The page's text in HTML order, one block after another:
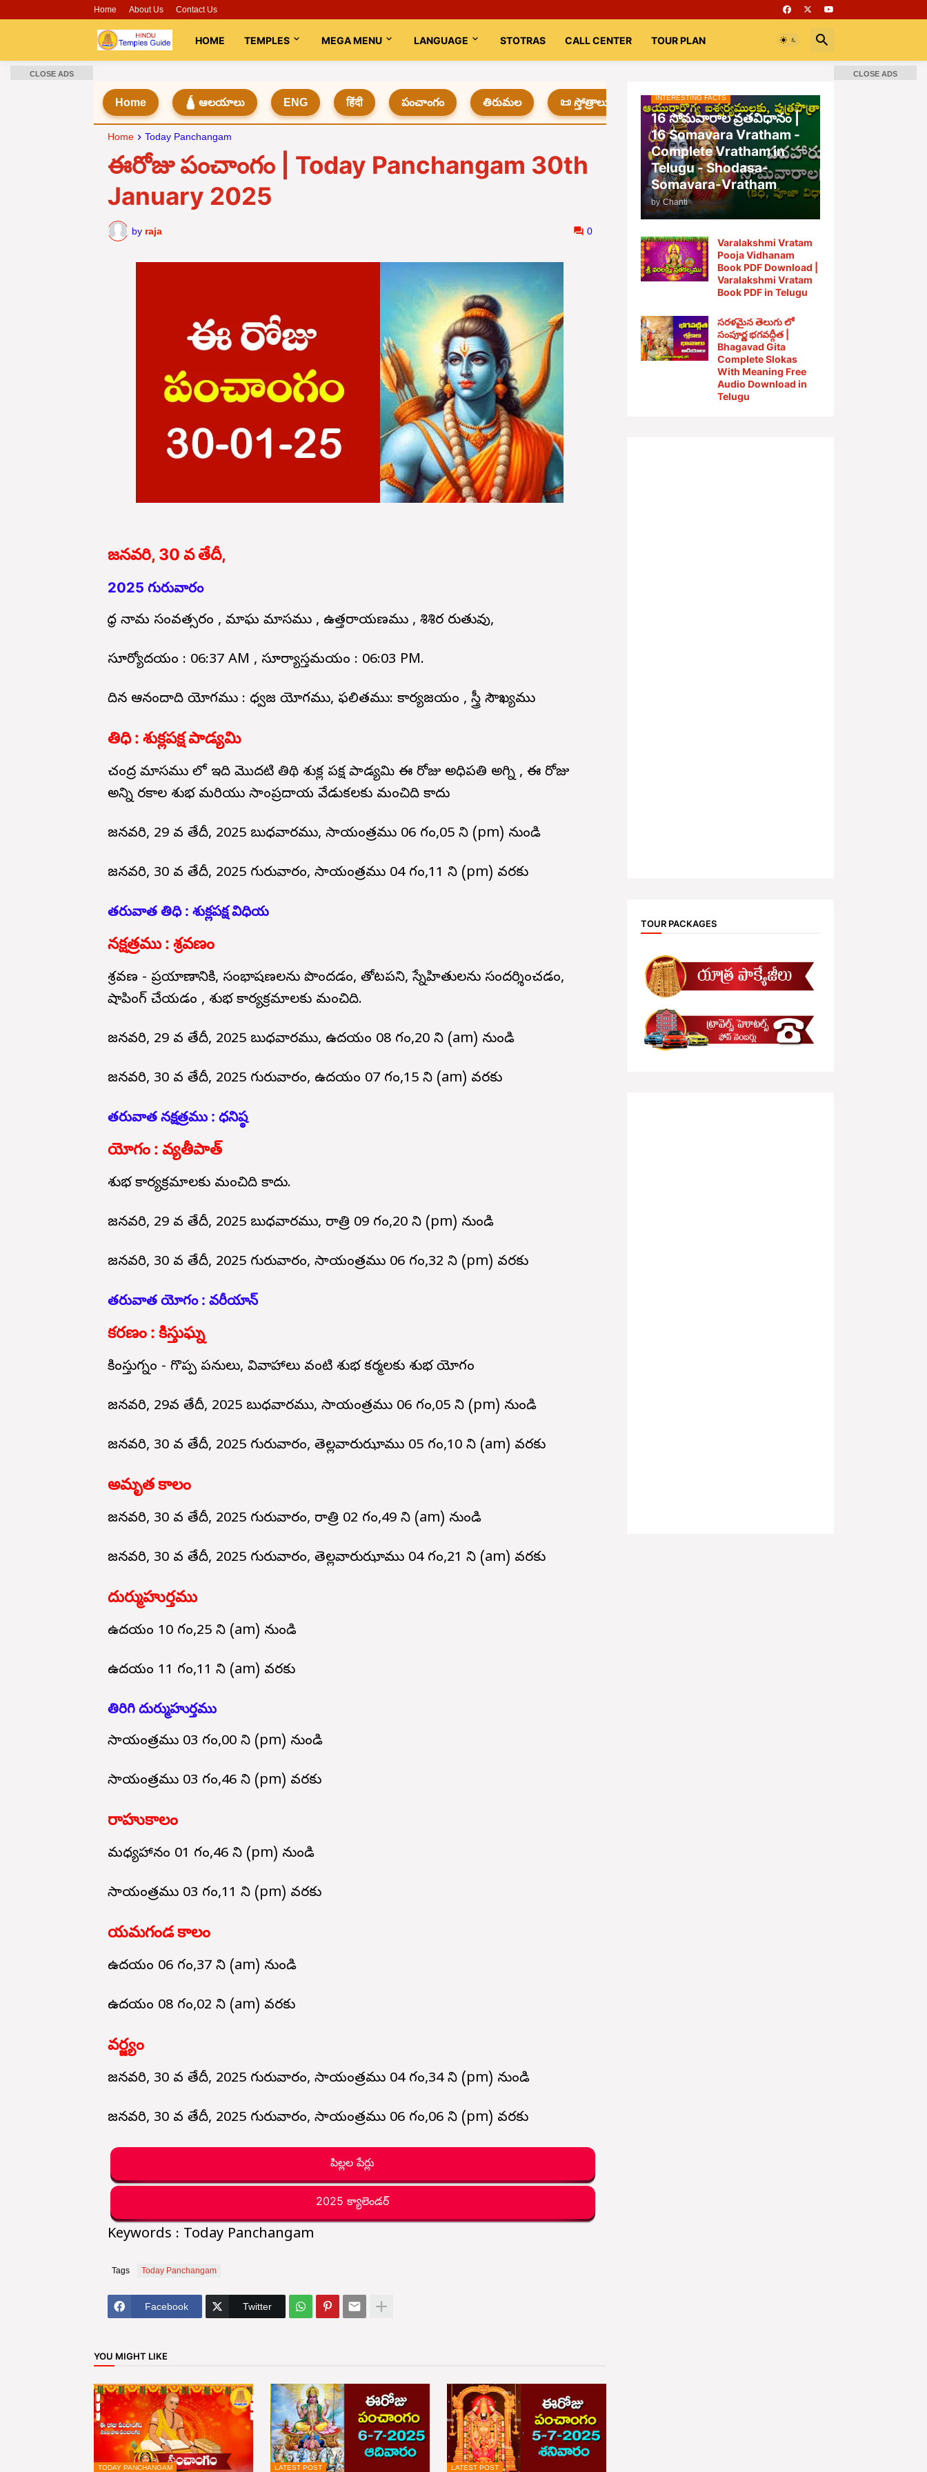
Home About Us Contact Us
HOME TEMPLES MEGA MENU LANGUAGE STOTRAS CALL CENTER TOUR PLAN
Home 🛕 ఆలయాలు ENG हिंदी పంచాంగం తిరుమల 📜 స్తోత్రాలు 📚 Books Rooms భగవద్గీత
Home Today Panchangam
ఈరోజు పంచాంగం | Today Panchangam 30th
January 2025
by raja 0
జనవరి, 30 వ తేదీ,
2025 గురువారం
క్రోధ నామ సంవత్సరం , మాఘ మాసము , ఉత్తరాయణము , శిశిర రుతువు,
సూర్యోదయం : 06:37 AM , సూర్యాస్తమయం : 06:03 PM.
దిన ఆనందాది యోగము : ధ్వజ యోగము, ఫలితము: కార్యజయం , స్త్రీ సౌఖ్యము
తిధి : శుక్లపక్ష పాడ్యమి
చంద్ర మాసము లో ఇది మొదటి తిథి శుక్ల పక్ష పాడ్యమి ఈ రోజు అధిపతి అగ్ని , ఈ రోజు
అన్ని రకాల శుభ మరియు సాంప్రదాయ వేడుకలకు మంచిది కాదు
జనవరి, 29 వ తేదీ, 2025 బుధవారము, సాయంత్రము 06 గం,05 ని (pm) నుండి
జనవరి, 30 వ తేదీ, 2025 గురువారం, సాయంత్రము 04 గం,11 ని (pm) వరకు
తరువాత తిధి : శుక్లపక్ష విధియ
నక్షత్రము : శ్రవణం
శ్రవణ - ప్రయాణానికి, సంభాషణలను పొందడం, తోటపని, స్నేహితులను సందర్శించడం,
షాపింగ్ చేయడం , శుభ కార్యక్రమాలకు మంచిది.
జనవరి, 29 వ తేదీ, 2025 బుధవారము, ఉదయం 08 గం,20 ని (am) నుండి
జనవరి, 30 వ తేదీ, 2025 గురువారం, ఉదయం 07 గం,15 ని (am) వరకు
తరువాత నక్షత్రము : ధనిష్ఠ
యోగం : వ్యతీపాత్
శుభ కార్యక్రమాలకు మంచిది కాదు.
జనవరి, 29 వ తేదీ, 2025 బుధవారము, రాత్రి 09 గం,20 ని (pm) నుండి
జనవరి, 30 వ తేదీ, 2025 గురువారం, సాయంత్రము 06 గం,32 ని (pm) వరకు
తరువాత యోగం : వరీయాన్
కరణం : కిస్తుఘ్న
కింస్తుగ్నం - గొప్ప పనులు, వివాహాలు వంటి శుభ కర్మలకు శుభ యోగం
జనవరి, 29వ తేదీ, 2025 బుధవారము, సాయంత్రము 06 గం,05 ని (pm) నుండి
జనవరి, 30 వ తేదీ, 2025 గురువారం, తెల్లవారుఝాము 05 గం,10 ని (am) వరకు
అమృత కాలం
జనవరి, 30 వ తేదీ, 2025 గురువారం, రాత్రి 02 గం,49 ని (am) నుండి
జనవరి, 30 వ తేదీ, 2025 గురువారం, తెల్లవారుఝాము 04 గం,21 ని (am) వరకు
దుర్ముహుర్తము
ఉదయం 10 గం,25 ని (am) నుండి
ఉదయం 11 గం,11 ని (am) వరకు
తిరిగి దుర్ముహుర్తము
సాయంత్రము 03 గం,00 ని (pm) నుండి
సాయంత్రము 03 గం,46 ని (pm) వరకు
రాహుకాలం
మధ్యహానం 01 గం,46 ని (pm) నుండి
సాయంత్రము 03 గం,11 ని (pm) వరకు
యమగండ కాలం
ఉదయం 06 గం,37 ని (am) నుండి
ఉదయం 08 గం,02 ని (am) వరకు
వర్జ్యం
జనవరి, 30 వ తేదీ, 2025 గురువారం, సాయంత్రము 04 గం,34 ని (pm) నుండి
జనవరి, 30 వ తేదీ, 2025 గురువారం, సాయంత్రము 06 గం,06 ని (pm) వరకు
పిల్లల పేర్లు
2025 క్యాలెండర్
Keywords : Today Panchangam
Tags Today Panchangam
Facebook Twitter
YOU MIGHT LIKE
TODAY PANCHANGAM LATEST POST LATEST POST
INTERESTING FACTS
16 సోమవారాల వ్రతవిధానం |
16 Somavara Vratham -
Complete Vratham in
Telugu - Shodasa-
Somavara-Vratham
by Chanti
Varalakshmi Vratam
Pooja Vidhanam
Book PDF Download |
Varalakshmi Vratam
Book PDF in Telugu
సరళమైన తెలుగు లో
సంపూర్ణ భగవద్గీత |
Bhagavad Gita
Complete Slokas
With Meaning Free
Audio Download in
Telugu
TOUR PACKAGES
CLOSE ADS CLOSE ADS